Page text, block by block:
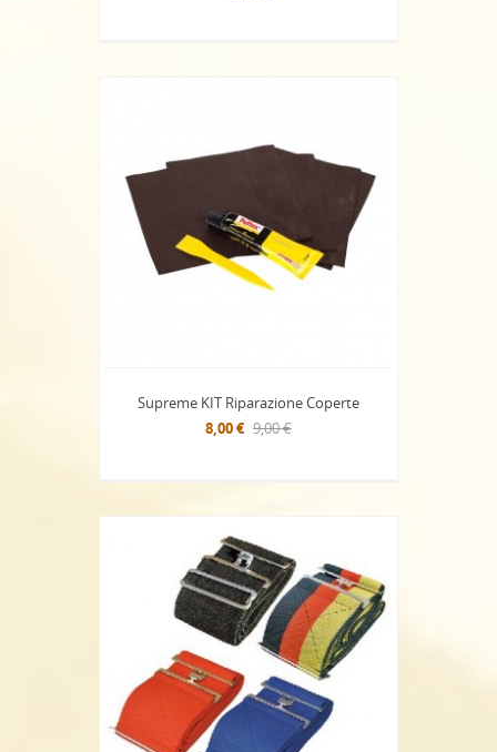
Supreme KIT Riparazione Coperte
8,00 € 9,00 €